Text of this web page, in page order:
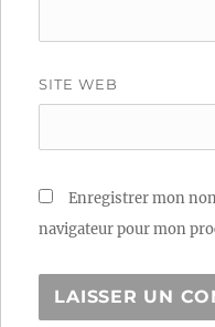
SITE WEB
Enregistrer mon
navigateur pour mon